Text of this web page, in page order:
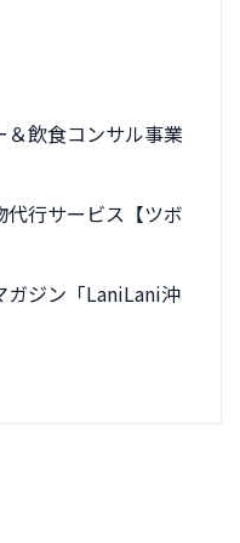
飲食コンサル事業
行サービス【ツボ
ジン「LaniLani沖